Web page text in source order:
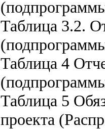
Таблица 3.2.
Таблица 4
Таблица 5
проекта